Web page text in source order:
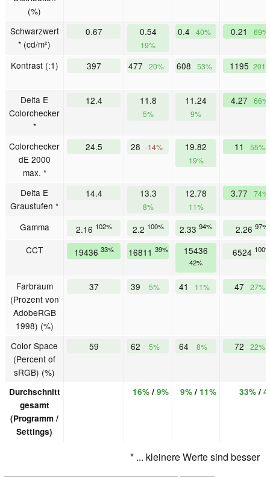
(%)
Schwarzwert
* (cd/m²)
0.67 0.54
19%
0.4 40% 0.21 69%
Kontrast (:1) 397 477 20% 608 53% 1195
Delta E
Colorchecker
*
12.4 11.8
5%
11.24
9%
4.27 66%
Colorchecker
dE 2000
max. *
24.5 28 -14% 19.82
19%
11 55%
Delta E
Graustufen *
14.4 13.3
8%
12.78
11%
3.77 74%
Gamma 2.16 102% 2.2 100% 2.33 94% 2.26 97%
CCT 19436 33% 16811 39% 15436
42%
6524
Farbraum
(Prozent von
AdobeRGB
1998) (%)
37 39 5% 41 11% 47 27%
Color Space
(Percent of
sRGB) (%)
59 62 5% 64 8% 72 22%
Durchschnitt
gesamt
(Programm /
Settings)
16%/ 9% 9%/ 11% 33%/
* ... kleinere Werte sind besser